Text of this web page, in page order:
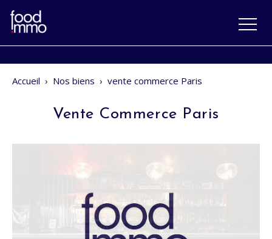
Accueil › Nos biens › vente commerce Paris
Vente Commerce Paris